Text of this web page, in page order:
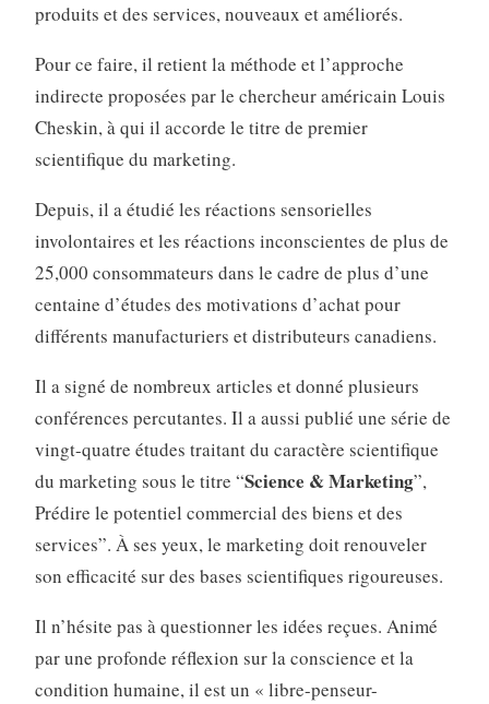
produits et des services, nouveaux et améliorés.
Pour ce faire, il retient la méthode et l’approche
indirecte proposées par le chercheur américain Louis
Cheskin, à qui il accorde le titre de premier
scientifique du marketing.
Depuis, il a étudié les réactions sensorielles
involontaires et les réactions inconscientes de plus de
25,000 consommateurs dans le cadre de plus d’une
centaine d’études des motivations d’achat pour
différents manufacturiers et distributeurs canadiens.
Il a signé de nombreux articles et donné plusieurs
conférences percutantes. Il a aussi publié une série de
vingt-quatre études traitant du caractère scientifique
du marketing sous le titre “Science & Marketing”,
Prédire le potentiel commercial des biens et des
services”. À ses yeux, le marketing doit renouveler
son efficacité sur des bases scientifiques rigoureuses.
Il n’hésite pas à questionner les idées reçues. Animé
par une profonde réflexion sur la conscience et la
condition humaine, il est un « libre-penseur-